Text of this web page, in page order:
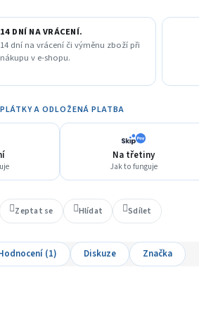
14 DNÍ NA VRÁCENÍ.
14 dní na vrácení či výměnu zboží při
nákupu v e-shopu.
A ODLOŽENÁ PLATBA
Na třetiny
Jak to funguje
Zeptat se Hlídat Sdílet
(1) Diskuze Značka